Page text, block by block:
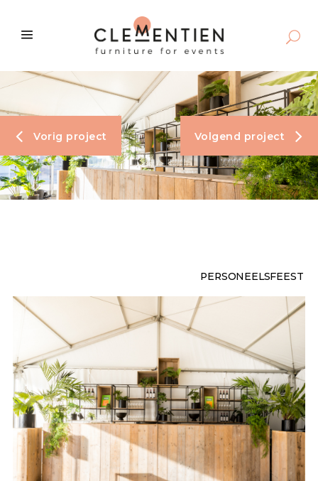
Vorig project Volgend project
PERSONEELSFEEST